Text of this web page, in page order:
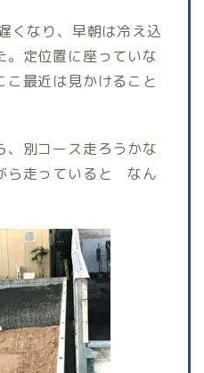
くなり、早朝は冷え込
。定位置に座っていな
こ最近は見かけること
、別コース走ろうかな
ら走っていると なん